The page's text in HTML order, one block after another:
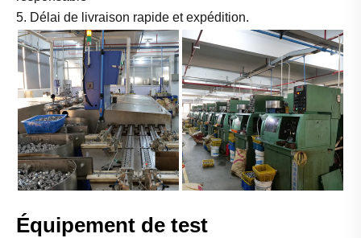
5. Délai de livraison rapide et expédition.
Équipement de test